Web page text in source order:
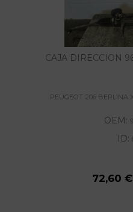
CAJA DIRECCION
PEUGEOT 206 BERLINA
OEM:
ID:
72,60